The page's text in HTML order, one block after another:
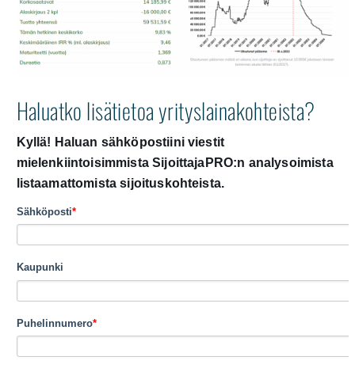
Haluatko lisätietoa yrityslainakohteista?
Kyllä! Haluan sähköpostiini viestit
mielenkiintoisimmista SijoittajaPRO:n analysoimista
listaamattomista sijoituskohteista.
Sähköposti*
Kaupunki
Puhelinnumero*